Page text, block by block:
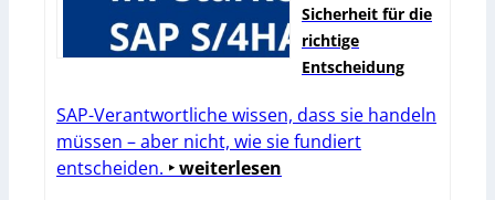
Sicherheit für die
richtige
Entscheidung
SAP-Verantwortliche wissen, dass sie handeln
müssen – aber nicht, wie sie fundiert
entscheiden. ‣ weiterlesen